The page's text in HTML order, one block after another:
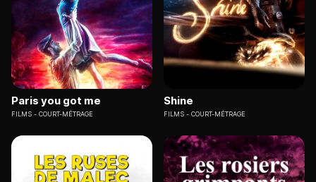
Paris you got me
FILMS COURT-MÉTRAGE
Shine
FILMS COURT-MÉTRAGE